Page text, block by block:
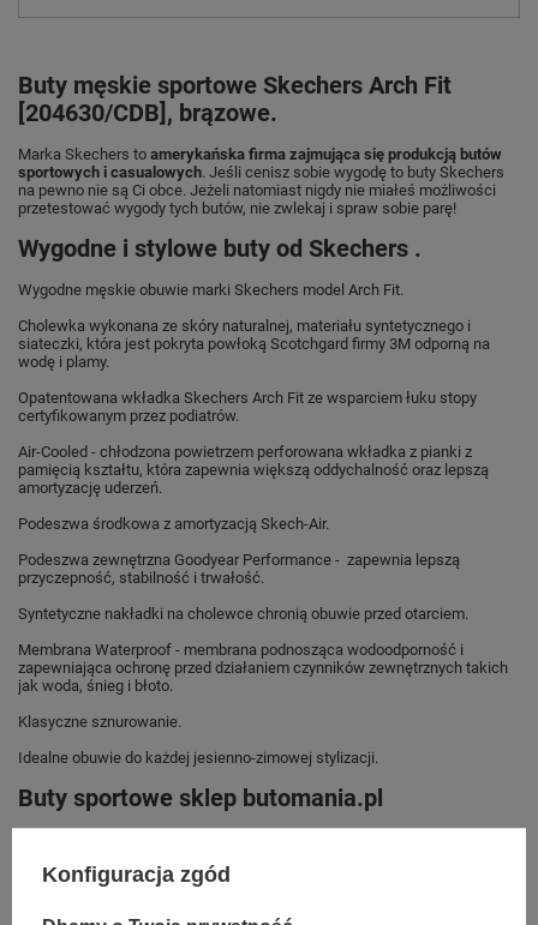
Buty męskie sportowe Skechers Arch Fit
[204630/CDB], brązowe.
Marka Skechers to amerykańska firma zajmująca się produkcją butów
sportowych i casualowych. Jeśli cenisz sobie wygodę to buty Skechers
na pewno nie są Ci obce. Jeżeli natomiast nigdy nie miałeś możliwości
przetestować wygody tych butów, nie zwlekaj i spraw sobie parę!
Wygodne i stylowe buty od Skechers .
Wygodne męskie obuwie marki Skechers model Arch Fit.
Cholewka wykonana ze skóry naturalnej, materiału syntetycznego i
siateczki, która jest pokryta powłoką Scotchgard firmy 3M odporną na
wodę i plamy.
Opatentowana wkładka Skechers Arch Fit ze wsparciem łuku stopy
certyfikowanym przez podiatrów.
Air-Cooled - chłodzona powietrzem perforowana wkładka z pianki z
pamięcią kształtu, która zapewnia większą oddychalność oraz lepszą
amortyzację uderzeń.
Podeszwa środkowa z amortyzacją Skech-Air.
Podeszwa zewnętrzna Goodyear Performance - zapewnia lepszą
przyczepność, stabilność i trwałość.
Syntetyczne nakładki na cholewce chronią obuwie przed otarciem.
Membrana Waterproof - membrana podnosząca wodoodporność i
zapewniająca ochronę przed działaniem czynników zewnętrznych takich
jak woda, śnieg i błoto.
Klasyczne sznurowanie.
Idealne obuwie do każdej jesienno-zimowej stylizacji.
Buty sportowe sklep butomania.pl
Konfiguracja zgód